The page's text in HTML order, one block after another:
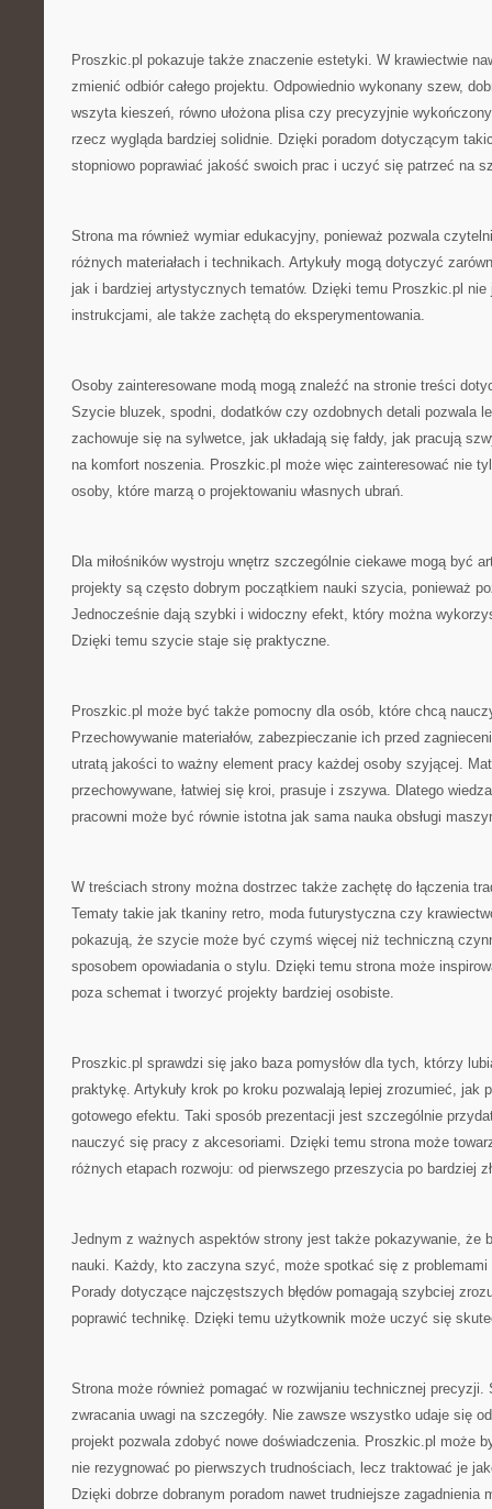
Proszkic.pl pokazuje także znaczenie estetyki. W krawiectwie
zmienić odbiór całego projektu. Odpowiednio wykonany szew,
wszyta kieszeń, równo ułożona plisa czy precyzyjnie
rzecz wygląda bardziej solidnie. Dzięki poradom dotyczącym
stopniowo poprawiać jakość swoich prac i uczyć się patrzeć na
Strona ma również wymiar edukacyjny, ponieważ pozwala
różnych materiałach i technikach. Artykuły mogą dotyczyć
jak i bardziej artystycznych tematów. Dzięki temu Proszkic.pl
instrukcjami, ale także zachętą do eksperymentowania.
Osoby zainteresowane modą mogą znaleźć na stronie treści
Szycie bluzek, spodni, dodatków czy ozdobnych detali pozwala
zachowuje się na sylwetce, jak układają się fałdy, jak pracują
na komfort noszenia. Proszkic.pl może więc zainteresować nie
osoby, które marzą o projektowaniu własnych ubrań.
Dla miłośników wystroju wnętrz szczególnie ciekawe mogą być
projekty są często dobrym początkiem nauki szycia, ponieważ
Jednocześnie dają szybki i widoczny efekt, który można
Dzięki temu szycie staje się praktyczne.
Proszkic.pl może być także pomocny dla osób, które chcą
Przechowywanie materiałów, zabezpieczanie ich przed
utratą jakości to ważny element pracy każdej osoby szyjącej.
przechowywane, łatwiej się kroi, prasuje i zszywa. Dlatego
pracowni może być równie istotna jak sama nauka obsługi
W treściach strony można dostrzec także zachętę do łączenia
Tematy takie jak tkaniny retro, moda futurystyczna czy
pokazują, że szycie może być czymś więcej niż techniczną
sposobem opowiadania o stylu. Dzięki temu strona może
poza schemat i tworzyć projekty bardziej osobiste.
Proszkic.pl sprawdzi się jako baza pomysłów dla tych, którzy
praktykę. Artykuły krok po kroku pozwalają lepiej zrozumieć, jak
gotowego efektu. Taki sposób prezentacji jest szczególnie
nauczyć się pracy z akcesoriami. Dzięki temu strona może
różnych etapach rozwoju: od pierwszego przeszycia po bardziej
Jednym z ważnych aspektów strony jest także pokazywanie, że
nauki. Każdy, kto zaczyna szyć, może spotkać się z
Porady dotyczące najczęstszych błędów pomagają szybciej
poprawić technikę. Dzięki temu użytkownik może uczyć się
Strona może również pomagać w rozwijaniu technicznej
zwracania uwagi na szczegóły. Nie zawsze wszystko udaje się
projekt pozwala zdobyć nowe doświadczenia. Proszkic.pl może
nie rezygnować po pierwszych trudnościach, lecz traktować je
Dzięki dobrze dobranym poradom nawet trudniejsze zagadnienia